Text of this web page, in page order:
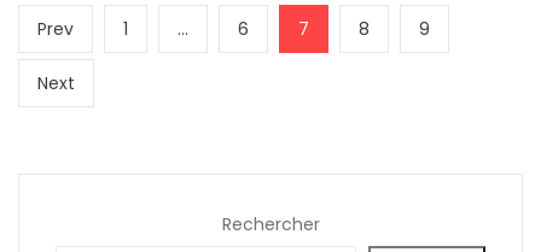
Pagination
des
PrevPrevious
page
Page
1 … Page
6 Page
7 Page
8 Page
9
Next
page
Rechercher